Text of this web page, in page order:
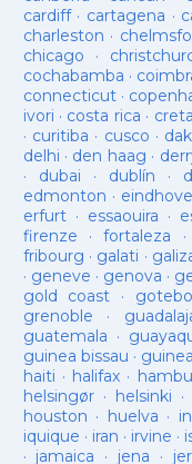
cardiff· cartagena ·
charleston ·
chicago ·
cochabamba ·
connecticut·
ivori · costa rica · creta
· curitiba · cusco ·
delhi · den haag ·
· dubai · dublín ·
edmonton ·
erfurt· essaouira ·
firenze ·fortaleza ·
fribourg · galati ·
· geneve · genova ·
gold coast ·
grenoble ·
guatemala ·
guinea bissau ·
haiti · halifax ·
helsingør· helsinki ·
houston · huelva ·
iquique · iran · irvine ·
· jamaica · jena ·